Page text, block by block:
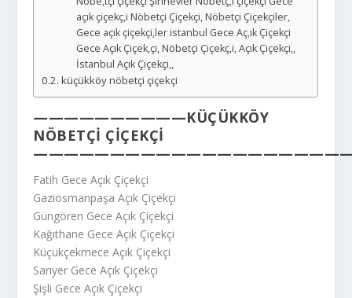
açık çiçekç,i Nöbetçi Çiçekçi, Nöbetçi Çiçekçiler,
Gece açık çiçekçi,ler istanbul Gece Aç,ık Çiçekçi
Gece Açık Çiçek,çi, Nöbetçi Çiçekç,i, Açık Çiçekçi,,
İstanbul Açık Çiçekçi,,
küçükköy nöbetçi çiçekçi
——————————KÜÇÜKKÖY
NÖBETÇI ÇIÇEKÇI
Fatih Gece Açık Çiçekçi
Gaziosmanpaşa Açık Çiçekçi
Güngören Gece Açık Çiçekçi
Kağıthane Gece Açık Çiçekçi
Küçükçekmece Açık Çiçekçi
Sarıyer Gece Açık Çiçekçi
Şişli Gece Açık Çiçekçi